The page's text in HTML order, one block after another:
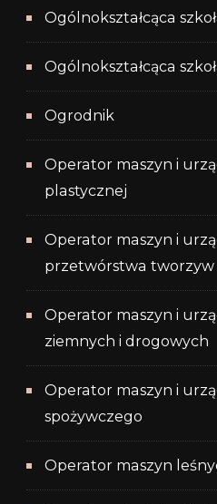
Ogólnokształcąca
Ogólnokształcąca
Ogrodnik
Operator maszyn i
plastycznej
Operator maszyn i
przetwórstwa
Operator maszyn i
ziemnych i drogowych
Operator maszyn i
spożywczego
Operator maszyn